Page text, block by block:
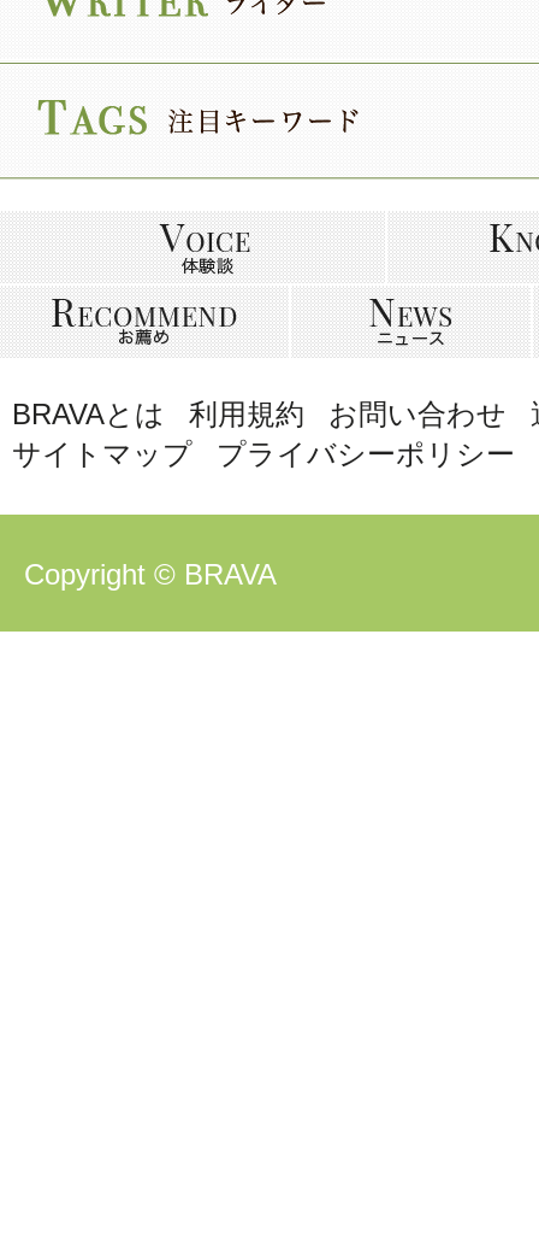
BRAVAとは 利用規約 お問い合わせ
サイトマップ
プライバシーポリシー
Copyright © BRAVA